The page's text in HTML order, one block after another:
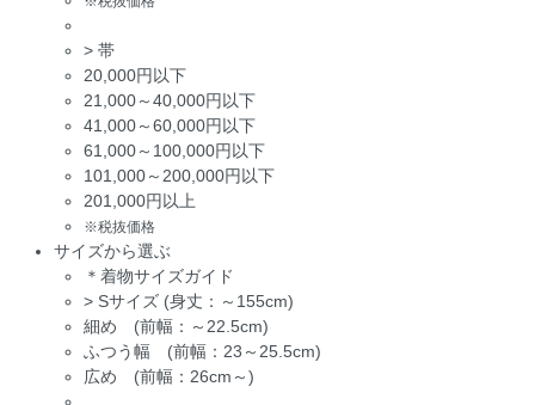
> 帯
20,000円以下
21,000～40,000円以下
41,000～60,000円以下
61,000～100,000円以下
101,000～200,000円以下
201,000円以上
※税抜価格
サイズから選ぶ
＊着物サイズガイド
> Sサイズ (身丈：～155cm)
細め (前幅：～22.5cm)
ふつう幅 (前幅：23～25.5cm)
広め (前幅：26cm～)